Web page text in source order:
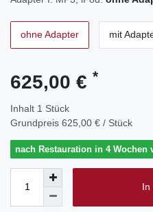
ohne Adapter mit
625,00 € *
Inhalt 1 Stück
Grundpreis 625,00 € / Stück
nach Restauration in 4 Wochen
In